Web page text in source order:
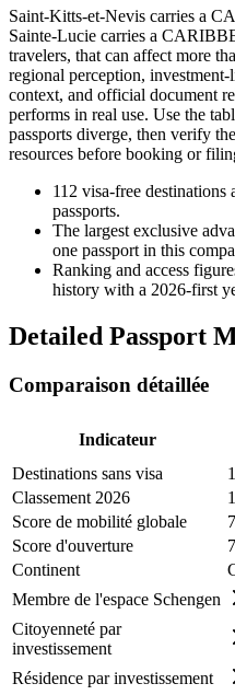
Saint-Kitts-et-Nevis carries a
Sainte-Lucie carries a
travelers, that can affect more
regional perception,
context, and official document
performs in real use. Use the
passports diverge, then verify
resources before booking or
112 visa-free destinations
passports.
The largest exclusive
one passport in this
Ranking and access
history with a 2026-first
Detailed Passport
Comparaison détaillée
Indicateur
Destinations sans visa
Classement 2026
Score de mobilité globale
Score d'ouverture
Continent
Membre de l'espace Schengen
Citoyenneté par
investissement
Résidence par investissement